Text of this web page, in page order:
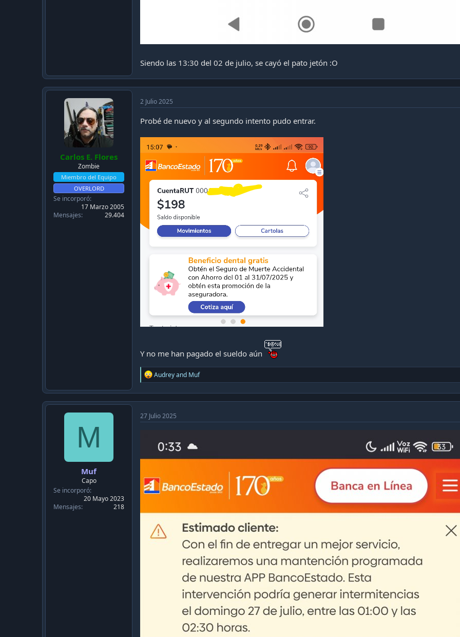
Siendo las 13:30 del 02 de julio, se cayó el pato jetón :O
Carlos E. Flores
Zombie
Miembro del Equipo
OVERLORD
Se incorporó
17 Marzo 2005
Mensajes
29.404
2 Julio 2025
Probé de nuevo y al segundo intento pudo entrar.
Y no me han pagado el sueldo aún
R
e
i
o
Audreyand Muf
M
Muf
Capo
Se incorporó
20 Mayo 2023
Mensajes
218
27 Julio 2025